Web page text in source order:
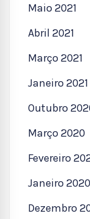
Maio 2021
Abril 2021
Março 2021
Janeiro 2021
Outubro
Março 2020
Fevereiro
Janeiro 2020
Dezembro